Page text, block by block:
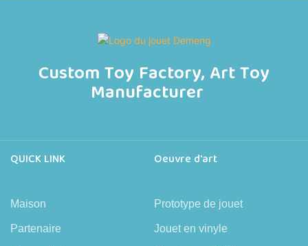
Custom Toy Factory, Art Toy
Manufacturer
QUICK LINK
Maison
Partenaire
Oeuvre d'art
Prototype de jouet
Jouet en vinyle